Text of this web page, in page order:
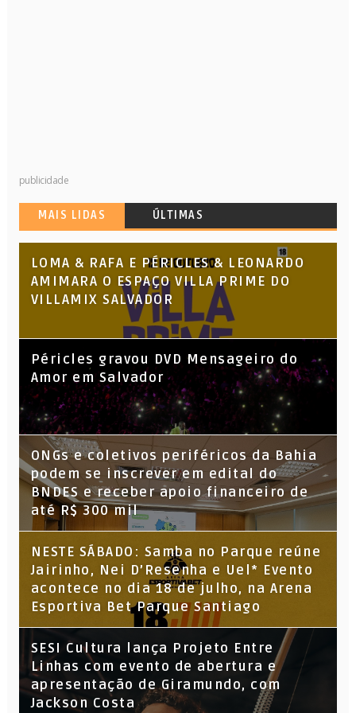
publicidade
MAIS LIDAS ÚLTIMAS
LOMA & RAFA E PÉRICLES & LEONARDO
AMIMARA O ESPAÇO VILLA PRIME DO
VILLAMIX SALVADOR
Péricles gravou DVD Mensageiro do
Amor em Salvador
ONGs e coletivos periféricos da Bahia
podem se inscrever em edital do
BNDES e receber apoio financeiro de
até R$ 300 mil
NESTE SÁBADO: Samba no Parque reúne
Jairinho, Nei D’Resenha e Uel* Evento
acontece no dia 18 de julho, na Arena
Esportiva Bet Parque Santiago
SESI Cultura lança Projeto Entre
Linhas com evento de abertura e
apresentação de Giramundo, com
Jackson Costa